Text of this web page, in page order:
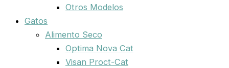
Otros Modelos
Gatos
Alimento Seco
Optima Nova Cat
Visan Proct-Cat